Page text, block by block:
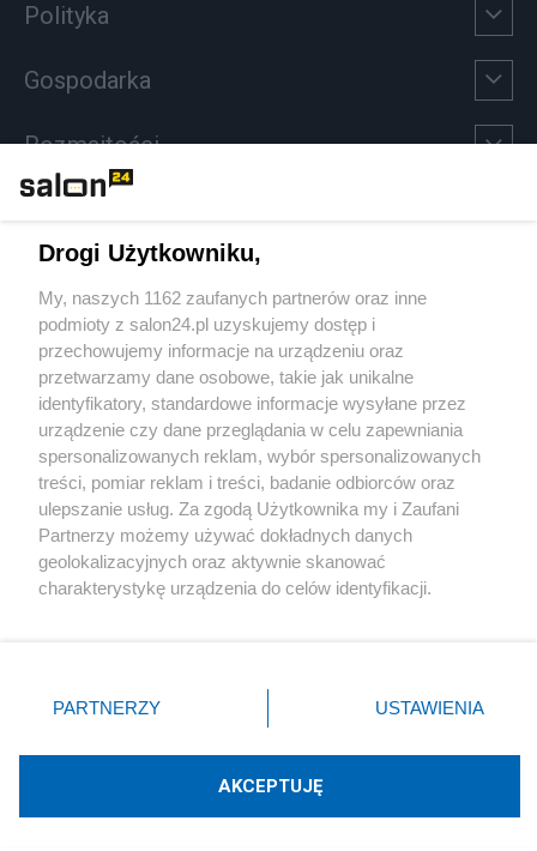
Polityka
Gospodarka
Rozmaitości
Sport
Społeczeństwo
Kultura
X Facebook Instagram Youtube
Technologię dostarcza:W3media.pl
Drogi Użytkowniku,
My, naszych 1162 zaufanych partnerów oraz inne
podmioty z salon24.pl uzyskujemy dostęp i
przechowujemy informacje na urządzeniu oraz
przetwarzamy dane osobowe, takie jak unikalne
identyfikatory, standardowe informacje wysyłane przez
urządzenie czy dane przeglądania w celu zapewniania
spersonalizowanych reklam, wybór spersonalizowanych
treści, pomiar reklam i treści, badanie odbiorców oraz
ulepszanie usług. Za zgodą Użytkownika my i Zaufani
Partnerzy możemy używać dokładnych danych
geolokalizacyjnych oraz aktywnie skanować
charakterystykę urządzenia do celów identyfikacji.
zmienić/wycofać klikając przycisk ustawień prywatności
znajdujący się w lewym dolnym rogu strony
rodzaje przetwarzania danych nie wymagają zgody
użytkownika, ale masz prawo sprzeciwić się takiemu
PARTNERZY USTAWIENIA
AKCEPTUJĘ